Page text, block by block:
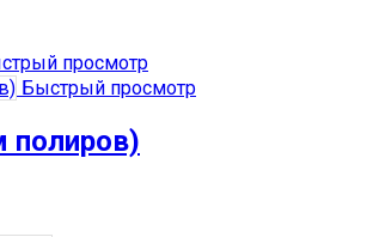
просмотр
Быстрый просмотр
полиров)